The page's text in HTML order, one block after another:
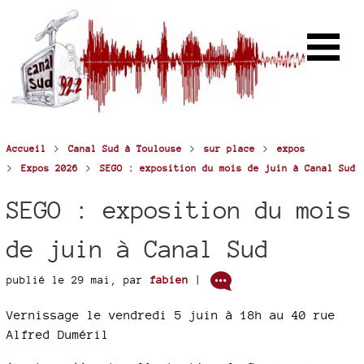
Accueil > Canal Sud à Toulouse > sur place > expos
> Expos 2026 > SEGO : exposition du mois de juin à Canal Sud
SEGO : exposition du mois
de juin à Canal Sud
publié le 29 mai , par fabien |
Vernissage le vendredi 5 juin à 18h au 40 rue
Alfred Duméril